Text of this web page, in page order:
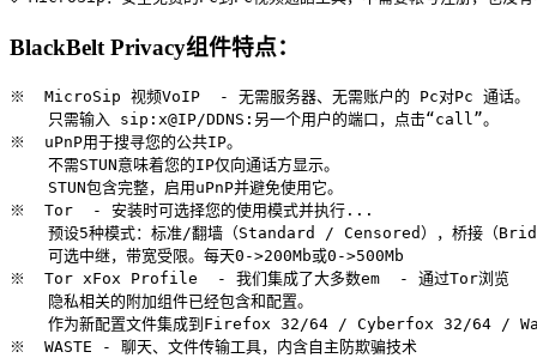
BlackBelt Privacy组件特点：
※  MicroSip 视频VoIP  - 无需服务器、无需账户的 Pc对Pc 通话。
    只需输入 sip:x@IP/DDNS:另一个用户的端口，点击“call”。
※  uPnP用于搜寻您的公共IP。
    不需STUN意味着您的IP仅向通话方显示。
    STUN包含完整，启用uPnP并避免使用它。
※  Tor  - 安装时可选择您的使用模式并执行...
预设5种模式：标准/翻墙（Standard / Censored），桥接（
    可选中继，带宽受限。每天0->200Mb或0->500Mb
※  Tor xFox Profile  - 我们集成了大多数em  - 通过Tor浏览
    隐私相关的附加组件已经包含和配置。
作为新配置文件集成到Firefox 32/64 / Cyber​​fox 32/64 /
※  WASTE - 聊天、文件传输工具，内含自主防欺骗技术